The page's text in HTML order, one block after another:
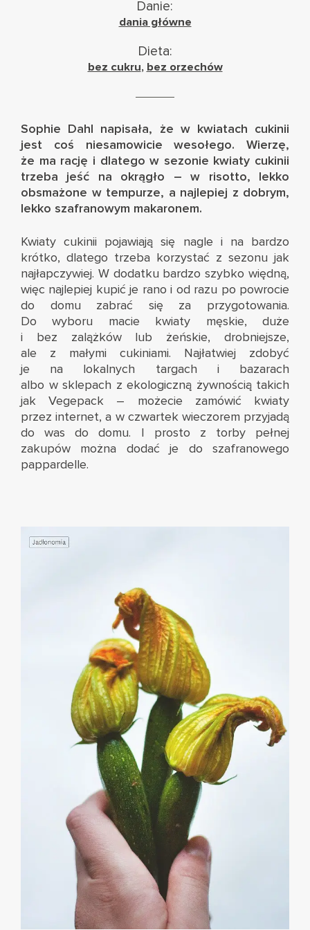
Danie:
dania główne
Dieta:
bez cukru, bez orzechów
Sophie Dahl napisała, że w kwiatach cukinii
jest coś niesamowicie wesołego. Wierzę,
że ma rację i dlatego w sezonie kwiaty cukinii
trzeba jeść na okrągło – w risotto, lekko
obsmażone w tempurze, a najlepiej z dobrym,
lekko szafranowym makaronem.
Kwiaty cukinii pojawiają się nagle i na bardzo
krótko, dlatego trzeba korzystać z sezonu jak
najłapczywiej. W dodatku bardzo szybko więdną,
więc najlepiej kupić je rano i od razu po powrocie
do domu zabrać się za przygotowania.
Do wyboru macie kwiaty męskie, duże
i bez zalążków lub żeńskie, drobniejsze,
ale z małymi cukiniami. Najłatwiej zdobyć
je na lokalnych targach i bazarach
albo w sklepach z ekologiczną żywnością takich
jakVegepack – możecie zamówić kwiaty
przez internet, a w czwartek wieczorem przyjadą
do was do domu. I prosto z torby pełnej
zakupów można dodać je do szafranowego
pappardelle.